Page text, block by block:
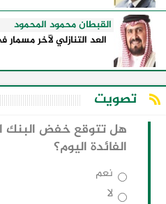
القبطان محمود المحمود
العد التنازلي لآخر
تصويت
هل تتوقع خفض البنك
الفائدة اليوم؟
نعم
لا